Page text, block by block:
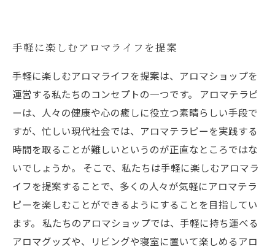
手軽に楽しむアロマライフを提案
手軽に楽しむアロマライフを提案は、アロマショップを
運営する私たちのコンセプトの一つです。 アロマテラピ
ーは、人々の健康や心の癒しに役立つ素晴らしい手段で
すが、忙しい現代社会では、アロマテラピーを実践する
時間を取ることが難しいというのが正直なところではな
いでしょうか。 そこで、私たちは手軽に楽しむアロマラ
イフを提案することで、多くの人々が気軽にアロマテラ
ピーを楽しむことができるようにすることを目指してい
ます。 私たちのアロマショップでは、手軽に持ち運べる
アロマグッズや、リビングや寝室に置いて楽しめるアロ